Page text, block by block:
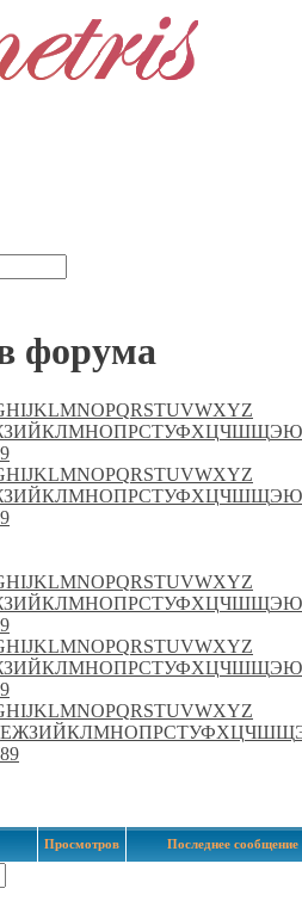
форума
HIJKLMNOPQRSTUVWXYZ
ЗИЙКЛМНОПРСТУФХЦЧШЩЭЮ
9
HIJKLMNOPQRSTUVWXYZ
ЗИЙКЛМНОПРСТУФХЦЧШЩЭЮ
9
HIJKLMNOPQRSTUVWXYZ
ЗИЙКЛМНОПРСТУФХЦЧШЩЭЮ
9
HIJKLMNOPQRSTUVWXYZ
ЗИЙКЛМНОПРСТУФХЦЧШЩЭЮ
9
HIJKLMNOPQRSTUVWXYZ
ЕЖЗИЙКЛМНОПРСТУФХЦЧШЩ
89
Просмотров Последнее сообщение